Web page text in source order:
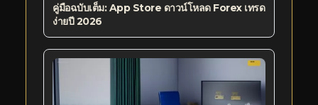
คู่มือฉบับเต็ม: App Store ดาวน์โหลด Forex เทรด
ง่ายปี 2026